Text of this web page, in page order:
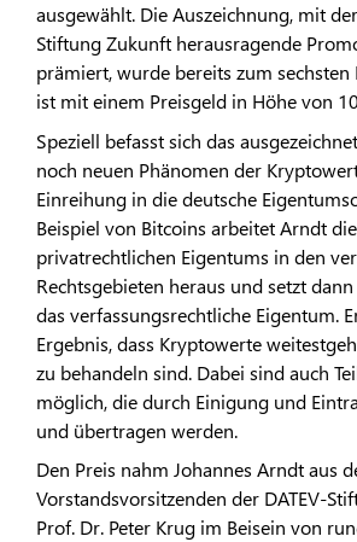
ausgewählt. Die Auszeichnung, mit
Stiftung Zukunft herausragende
prämiert, wurde bereits zum sechsten
ist mit einem Preisgeld in Höhe von
Speziell befasst sich das
noch neuen Phänomen der
Einreihung in die deutsche
Beispiel von Bitcoins arbeitet Arndt
privatrechtlichen Eigentums in den
Rechtsgebieten heraus und setzt
das verfassungsrechtliche Eigentum.
Ergebnis, dass Kryptowerte
zu behandeln sind. Dabei sind auch
möglich, die durch Einigung und
und übertragen werden.
Den Preis nahm Johannes Arndt aus
Vorstandsvorsitzenden der DATEV-
Prof. Dr. Peter Krug im Beisein von